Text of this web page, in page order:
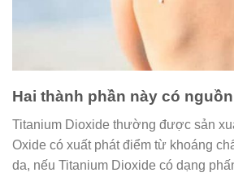
Hai thành phần này có
Titanium Dioxide thường được sản
Oxide có xuất phát điểm từ khoáng
da, nếu Titanium Dioxide có dạng